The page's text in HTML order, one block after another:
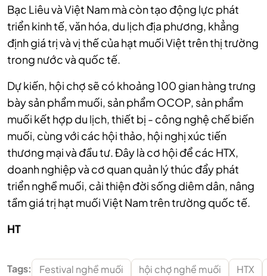
Bạc Liêu và Việt Nam mà còn tạo động lực phát
triển kinh tế, văn hóa, du lịch địa phương, khẳng
định giá trị và vị thế của hạt muối Việt trên thị trường
trong nước và quốc tế.
Dự kiến, hội chợ sẽ có khoảng 100 gian hàng trưng
bày sản phẩm muối, sản phẩm OCOP, sản phẩm
muối kết hợp du lịch, thiết bị - công nghệ chế biến
muối, cùng với các hội thảo, hội nghị xúc tiến
thương mại và đầu tư. Đây là cơ hội để các HTX,
doanh nghiệp và cơ quan quản lý thúc đẩy phát
triển nghề muối, cải thiện đời sống diêm dân, nâng
tầm giá trị hạt muối Việt Nam trên trường quốc tế.
HT
Tags: Festival nghề muối hội chợ nghề muối HTX